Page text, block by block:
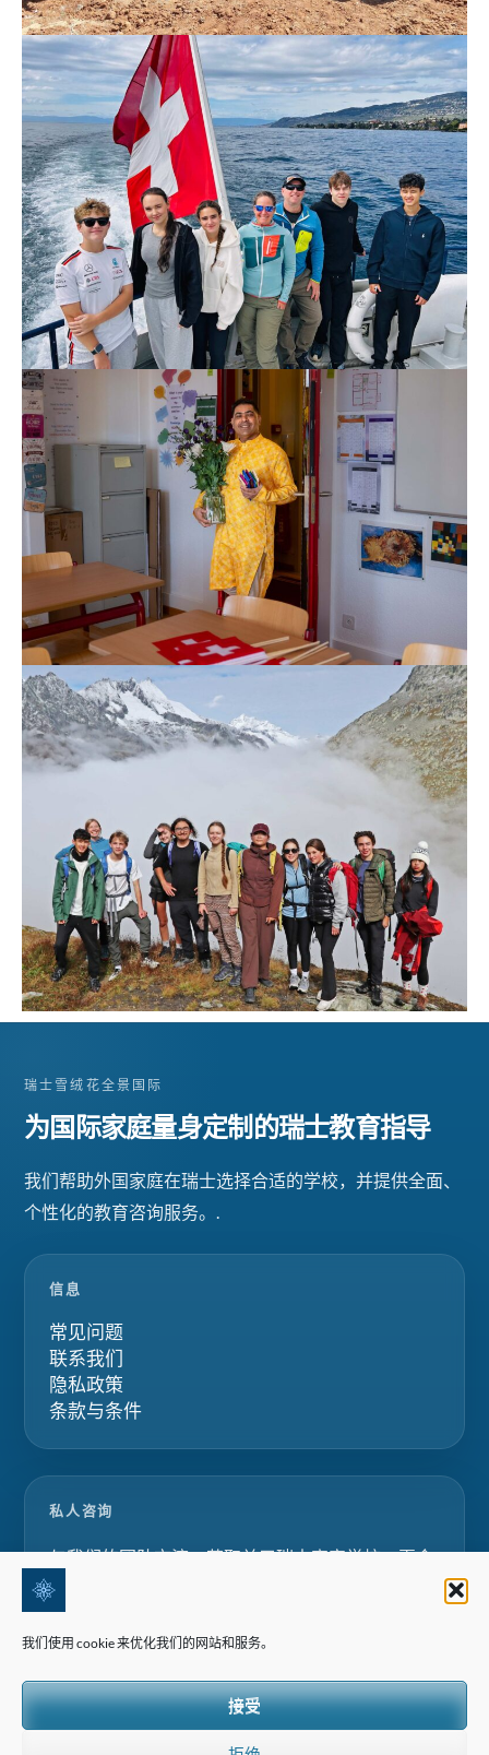
我们使用 cookie 来优化我们的网站和服务。
接受
瑞士雪绒花全景国际
为国际家庭量身定制的瑞士教育指导
我们帮助外国家庭在瑞士选择合适的学校，并提供全面、
个性化的教育咨询服务。.
信息
常见问题
联系我们
隐私政策
条款与条件
私人咨询
与我们的团队交流，获取关于瑞士寄宿学校、夏令
营和家庭教育项目的定制化建议。.
请求咨询